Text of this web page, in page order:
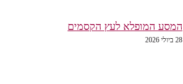
המסע המופלא לעץ הקסמים
28 ביולי 2026